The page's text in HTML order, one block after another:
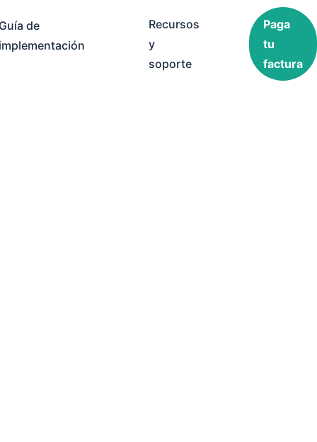
de
Recursos
y
soporte
Paga
tu
factura